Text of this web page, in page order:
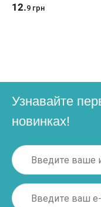
12.9 грн
Узнавайте
новинках!